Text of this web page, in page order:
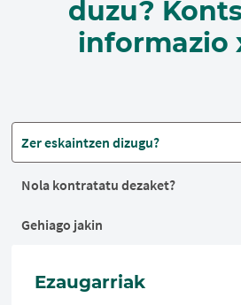
duzu?
informazio
Zer eskaintzen dizugu?
Nola kontratatu dezaket?
Gehiago jakin
Ezaugarriak